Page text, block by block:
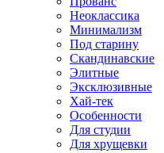
Неоклассика
Минимализм
Под старину
Скандинавские
Элитные
Эксклюзивные
Хай-тек
Особенности
Для студии
Для хрущевки